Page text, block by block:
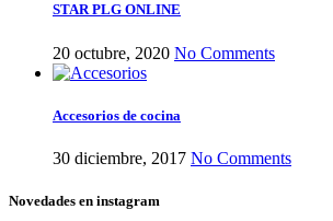
STAR PLG ONLINE
20 octubre, 2020 No Comments
Accesorios de cocina
30 diciembre, 2017 No Comments
Novedades en instagram